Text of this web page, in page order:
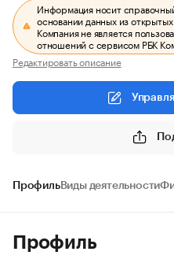
Информация носит
основании данных из открытых
Компания не является
отношений с сервисом РБК
Редактировать описание
ПрофильВиды деятельности
Профиль